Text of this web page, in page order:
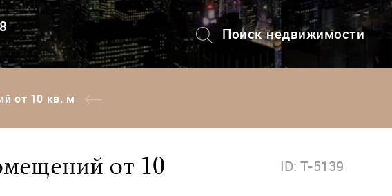
Поиск недвижимости
+7 (495) 228-82-08
от 10 кв. м
от 10
ID: T-5139